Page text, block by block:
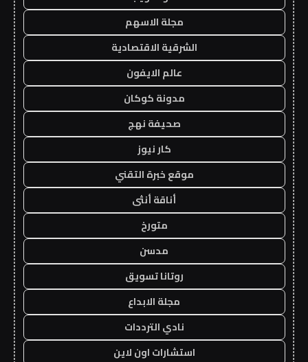
مجلة الاسهم
الشرقية الاقتصادية
عالم الايفون
مدونة كوكان
صحيفة نهج
كار نيوز
موقع خبرة التقني
أناقة أنثى
متورخ
مدسن
روتانا تسويق
مجلة الابداع
نادي الترددات
استشارات اون لاين